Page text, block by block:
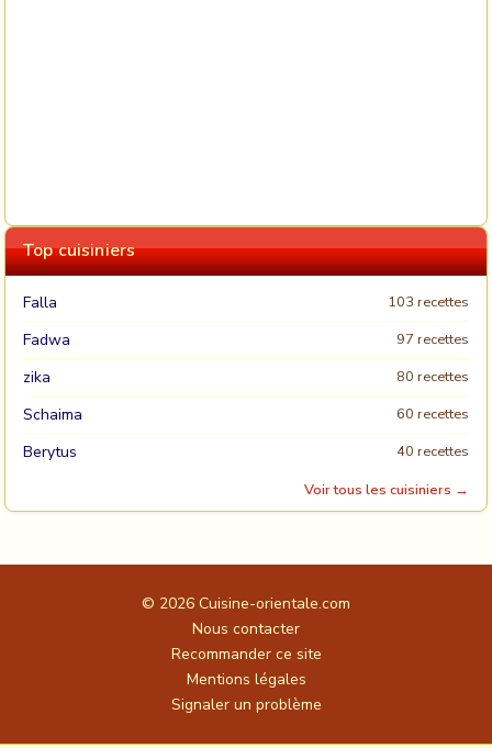
Top cuisiniers
Falla 103 recettes
Fadwa 97 recettes
zika 80 recettes
Schaima 60 recettes
Berytus
40 recettes
Voir tous les cuisiniers →
© 2026 Cuisine-orientale.com
Nous contacter
Recommander ce site
Mentions légales
Signaler un problème